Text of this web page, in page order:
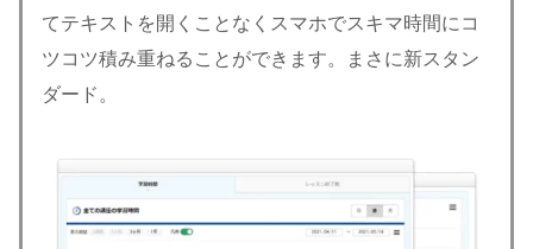
てテキストを開くことなくスマホでスキマ時間にコ
ツコツ積み重ねることができます。まさに新スタン
ダード。